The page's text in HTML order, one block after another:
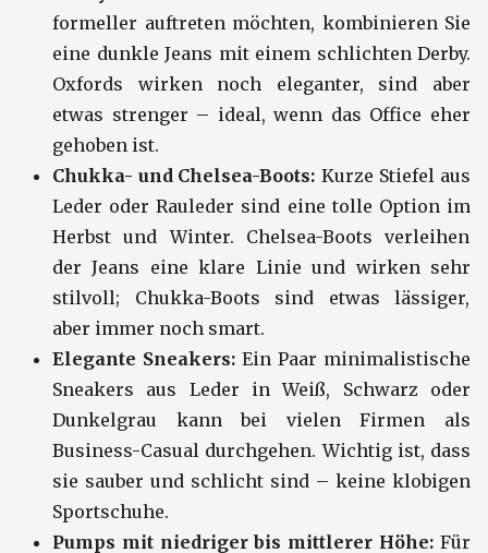
formeller auftreten möchten, kombinieren Sie
eine dunkle Jeans mit einem schlichten Derby.
Oxfords wirken noch eleganter, sind aber
etwas strenger – ideal, wenn das Office eher
gehoben ist.
Chukka- und Chelsea-Boots: Kurze Stiefel aus
Leder oder Rauleder sind eine tolle Option im
Herbst und Winter. Chelsea-Boots verleihen
der Jeans eine klare Linie und wirken sehr
stilvoll; Chukka-Boots sind etwas lässiger,
aber immer noch smart.
Elegante Sneakers: Ein Paar minimalistische
Sneakers aus Leder in Weiß, Schwarz oder
Dunkelgrau kann bei vielen Firmen als
Business-Casual durchgehen. Wichtig ist, dass
sie sauber und schlicht sind – keine klobigen
Sportschuhe.
Pumps mit niedriger bis mittlerer Höhe: Für